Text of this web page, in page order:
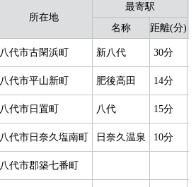
所在地
最寄駅
名称
距離(分)
八代市古閑浜町 新八代 30分
八代市平山新町 肥後高田 14分
八代市日置町 八代 15分
八代市日奈久塩南町 日奈久温泉 10分
八代市郡築七番町